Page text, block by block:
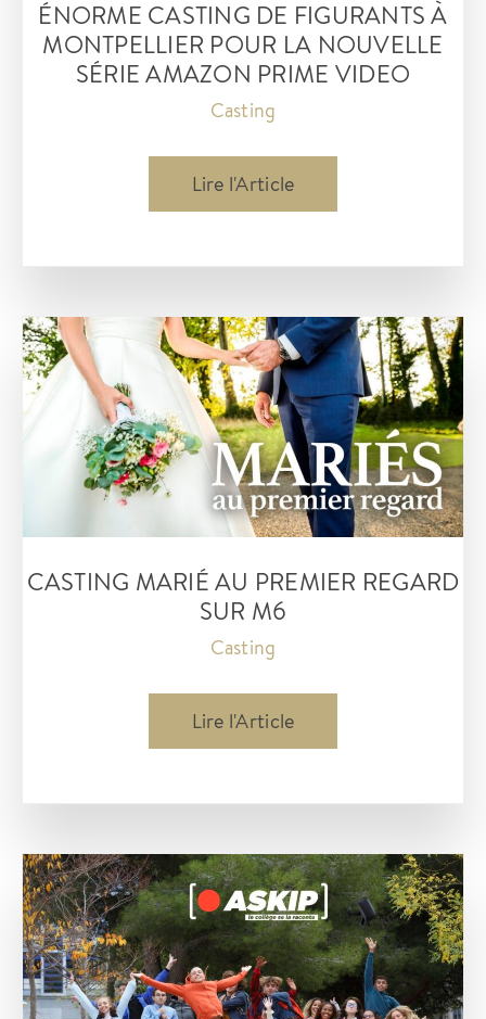
ÉNORME CASTING DE FIGURANTS À
MONTPELLIER POUR LA NOUVELLE
SÉRIE AMAZON PRIME VIDEO
Casting
Énorme
casting
à
Montpellier
pour
la
nouvelle
série
Amazon
Video
Lire l'Article
CASTING MARIÉ AU PREMIER REGARD
SUR M6
Casting
Casting
Marié
regard
sur
M6
Lire l'Article